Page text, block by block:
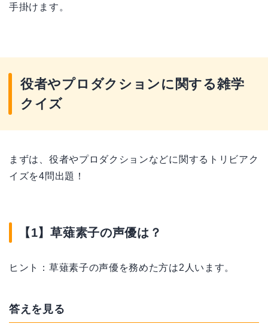
手掛けます。
役者やプロダクションに関する雑学
クイズ
まずは、役者やプロダクションなどに関するトリビアク
イズを4問出題！
【1】草薙素子の声優は？
ヒント：草薙素子の声優を務めた方は2人います。
答えを見る